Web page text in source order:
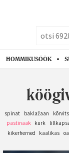
HOMMIKUSÖÖK
spinat baklažaan kõrvits
pastinaak kurk
kikerherned
kaalikas